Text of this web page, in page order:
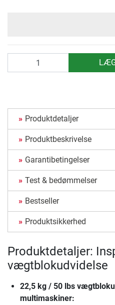
Produktdetaljer
Produktbeskrivelse
Garantibetingelser
Test & bedømmelser
Bestseller
Produktsikkerhed
Produktdetaljer:
vægtblokudvidelse
22,5 kg / 50 lbs
multimaskiner: